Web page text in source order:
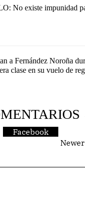
No existe impunidad
a Fernández Noroña
clase en su vuelo de
Facebook